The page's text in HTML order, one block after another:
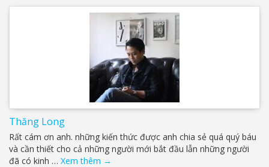
Thăng Long
Rất cám ơn anh. những kiến thức được anh chia sẻ quá quý báu
và cần thiết cho cả những người mới bắt đầu lẫn những người
đã có kinh … Xem thêm →